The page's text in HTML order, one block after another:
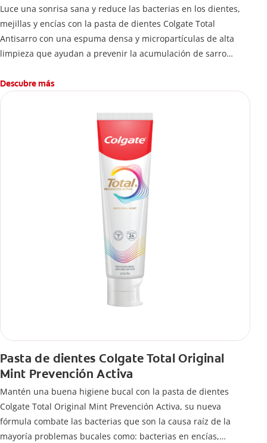
Luce una sonrisa sana y reduce las bacterias en los dientes,
mejillas y encías con la pasta de dientes Colgate Total
Antisarro con una espuma densa y micropartículas de alta
limpieza que ayudan a prevenir la acumulación de sarro
Descubre más
Pasta de dientes Colgate Total Original
Mint Prevención Activa
Mantén una buena higiene bucal con la pasta de dientes
Colgate Total Original Mint Prevención Activa, su nueva
fórmula combate las bacterias que son la causa raíz de la
mayoría problemas bucales como: bacterias en encías,